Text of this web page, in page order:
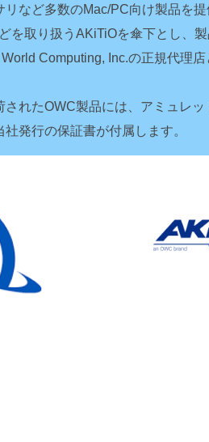
など多数のMac/PC向け製品を提
を取り扱うAKiTiOを傘下とし、
Computing, Inc.の正規代理
れたOWC製品には、アミュレ
発行の保証書が付属します。